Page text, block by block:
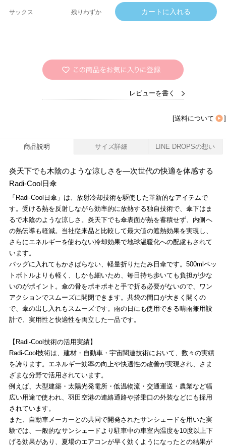
サックス 残りわずか
レビューを書く
[送料について ]
商品説明 サイズ詳細 LINE DROPSの想い
炎天下でも木陰のような涼しさを―次世代の快適を体感する
Radi-Cool日傘
「Radi-Cool日傘」は、放射冷却技術を駆使した革新的なアイテムで
す。受ける熱を反射しながら効率的に放熱する独自技術で、傘下はま
るで木陰のような涼しさ。炎天下でも傘表面が熱を蓄積せず、内側へ
の熱伝導も軽減。当社従来品と比較して最大値の遮熱効果を実現し、
さらにエネルギーを使わない冷却効果で地球温暖化への配慮もされて
います。
バッグに入れてもかさばらない、軽量折りたたみ日傘です。500mlペッ
トボトルよりも軽く、しかも細いため、毎日持ち歩いても負担が少な
いのがポイント。傘の骨をポキポキと手で折る必要がないので、ワン
アクションでスムーズに開閉できます。共袋の間口が大きく開くの
で、傘の出し入れもスムーズです。雨の日にも使用できる晴雨兼用設
計で、実用性と快適性を両立した一品です。
【Radi-Cool技術の活用実績】
Radi-Cool技術は、建材・自動車・宇宙関連技術において、数々の実績
を誇ります。エネルギー効率の向上や快適性の改善が実現され、さま
ざまな分野で活用されています。
例えば、大型建築・太陽光発電所・低温物流・交通運送・農業など幅
広い用途で使われ、羽田空港の連絡通路や搭乗口の外装などにも採用
されています。
また、自動車メーカーとの共同で開発されたサンシェードを用いた実
験では、一般的なサンシェードより駐車中の車室内温度を10度以上下
げる効果があり、夏場のエアコンが早く効くようになったとの結果が